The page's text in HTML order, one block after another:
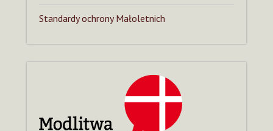
Standardy ochrony Małoletnich